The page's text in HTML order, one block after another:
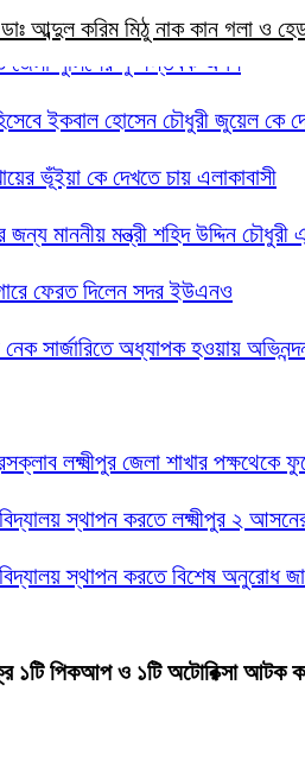
ডাঃ আব্দুল করিম মিঠু নাক কান গলা ও
জেলা পুলিশের পুষ্পস্তবক অর্পণ
ইকবাল হোসেন চৌধুরী জুয়েল কে
ভূঁইয়া কে দেখতে চায় এলাকাবাসী
মাননীয় মন্ত্রী শহিদ উদ্দিন
ফেরত দিলেন সদর ইউএনও
সার্জারিতে অধ্যাপক হওয়ায়
লক্ষ্মীপুর জেলা শাখার পক্ষথেকে
স্থাপন করতে লক্ষ্মীপুর ২
স্থাপন করতে বিশেষ অনুরোধ
১টি পিকআপ ও ১টি অটোরিক্সা আটক